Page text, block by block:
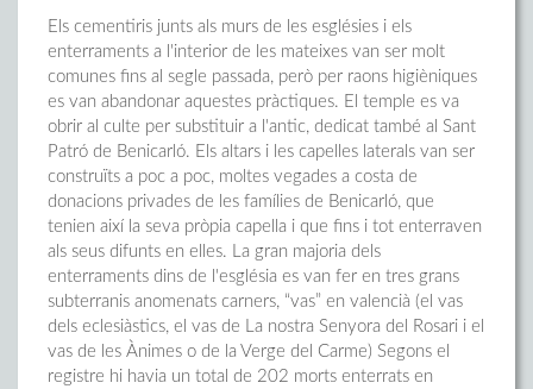
Els cementiris junts als murs de les esglésies i els
enterraments a l'interior de les mateixes van ser molt
comunes fins al segle passada, però per raons higièniques
es van abandonar aquestes pràctiques. El temple es va
obrir al culte per substituir a l'antic, dedicat també al Sant
Patró de Benicarló. Els altars i les capelles laterals van ser
construïts a poc a poc, moltes vegades a costa de
donacions privades de les famílies de Benicarló, que
tenien així la seva pròpia capella i que fins i tot enterraven
als seus difunts en elles. La gran majoria dels
enterraments dins de l'església es van fer en tres grans
subterranis anomenats carners, “vas” en valencià (el vas
dels eclesiàstics, el vas de La nostra Senyora del Rosari i el
vas de les Ànimes o de la Verge del Carme) Segons el
registre hi havia un total de 202 morts enterrats en